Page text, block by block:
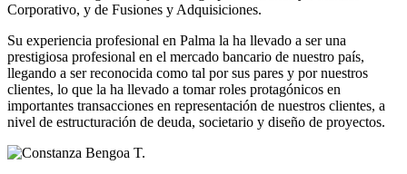
Corporativo, y de Fusiones y Adquisiciones.
Su experiencia profesional en Palma la ha llevado a ser una
prestigiosa profesional en el mercado bancario de nuestro país,
llegando a ser reconocida como tal por sus pares y por nuestros
clientes, lo que la ha llevado a tomar roles protagónicos en
importantes transacciones en representación de nuestros clientes, a
nivel de estructuración de deuda, societario y diseño de proyectos.